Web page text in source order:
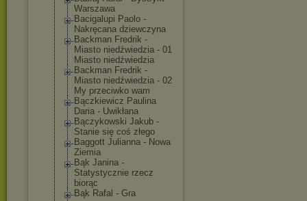
Warszawa
Bacigalupi Paolo -
Nakręcana dziewczyna
Backman Fredrik -
Miasto niedźwiedzia - 01
Miasto niedźwiedzia
Backman Fredrik -
Miasto niedźwiedzia - 02
My przeciwko wam
Bączkiewicz Paulina
Daria - Uwikłana
Bączykowski Jakub -
Stanie się coś złego
Baggott Julianna - Nowa
Ziemia
Bąk Janina -
Statystycznie rzecz
biorąc
Bąk Rafal - Gra